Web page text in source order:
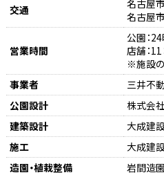
交通
名古屋
名古屋
営業時間
公園：
店舗：
※施設の
事業者
三井不
公園設計
株式会
建築設計
大成建
施工
大成建
造園・植栽整備
岩間造